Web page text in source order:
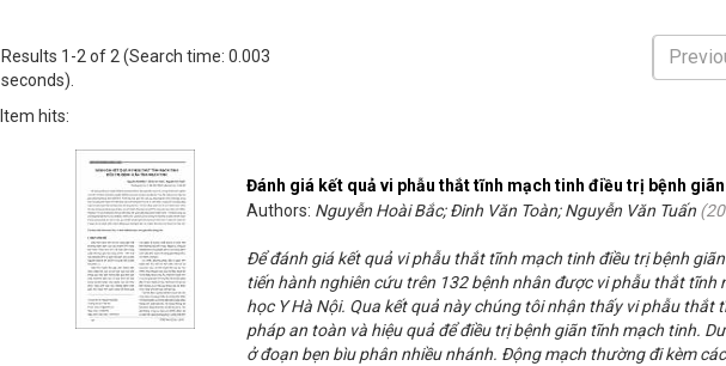
Results 1-2 of 2 (Search time: 0.003
seconds).
Item hits:
Đánh giá kết quả vi phẫu thắt tĩnh mạch tinh điều trị bệnh
Authors: Nguyễn Hoài Bắc; Đinh Văn Toàn; Nguyễn Văn Tuấn (
Để đánh giá kết quả vi phẫu thắt tĩnh mạch tinh điều trị bệnh
tiến hành nghiên cứu trên 132 bệnh nhân được vi phẫu thắt tĩnh
học Y Hà Nội. Qua kết quả này chúng tôi nhận thấy vi phẫu thắt
pháp an toàn và hiệu quả để điều trị bệnh giãn tĩnh mạch tinh.
ở đoạn bẹn bìu phân nhiều nhánh. Động mạch thường đi kèm